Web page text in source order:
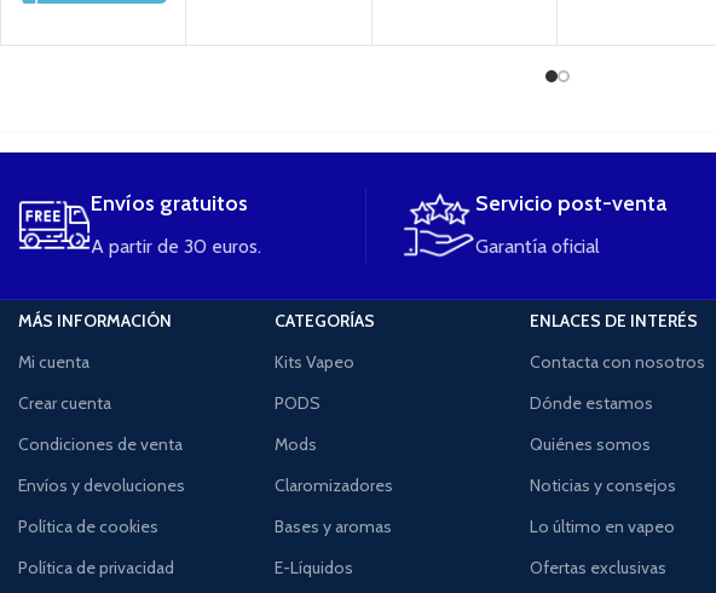
Envíos gratuitos
A partir de 30 euros.
Servicio post-venta
Garantía oficial
MÁS INFORMACIÓN
Mi cuenta
Crear cuenta
Condiciones de venta
Envíos y devoluciones
Política de cookies
Política de privacidad
CATEGORÍAS
Kits Vapeo
PODS
Mods
Claromizadores
Bases y aromas
E-Líquidos
ENLACES DE INTERÉS
Contacta con nosotros
Dónde estamos
Quiénes somos
Noticias y consejos
Lo último en vapeo
Ofertas exclusivas